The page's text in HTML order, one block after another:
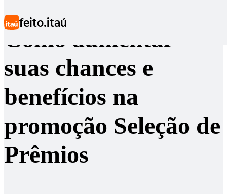
feito.itaú
Como aumentar
suas chances e
benefícios na
promoção Seleção de
Prêmios